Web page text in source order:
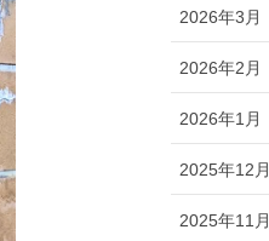
2026年3月
2026年2月
2026年1月
2025年12月
2025年11月